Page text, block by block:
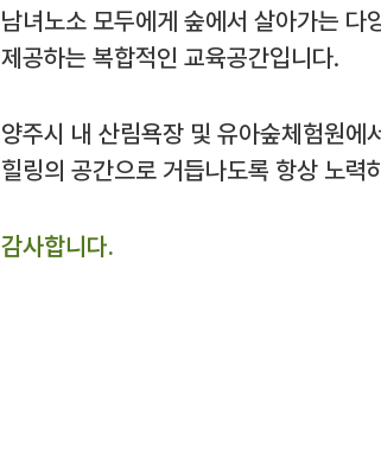
남녀노소 모두에게 숲에서 살아가는
제공하는 복합적인 교육공간입니다.
양주시 내 산림욕장 및 유아숲체험원에
힐링의 공간으로 거듭나도록 항상 노력
감사합니다.